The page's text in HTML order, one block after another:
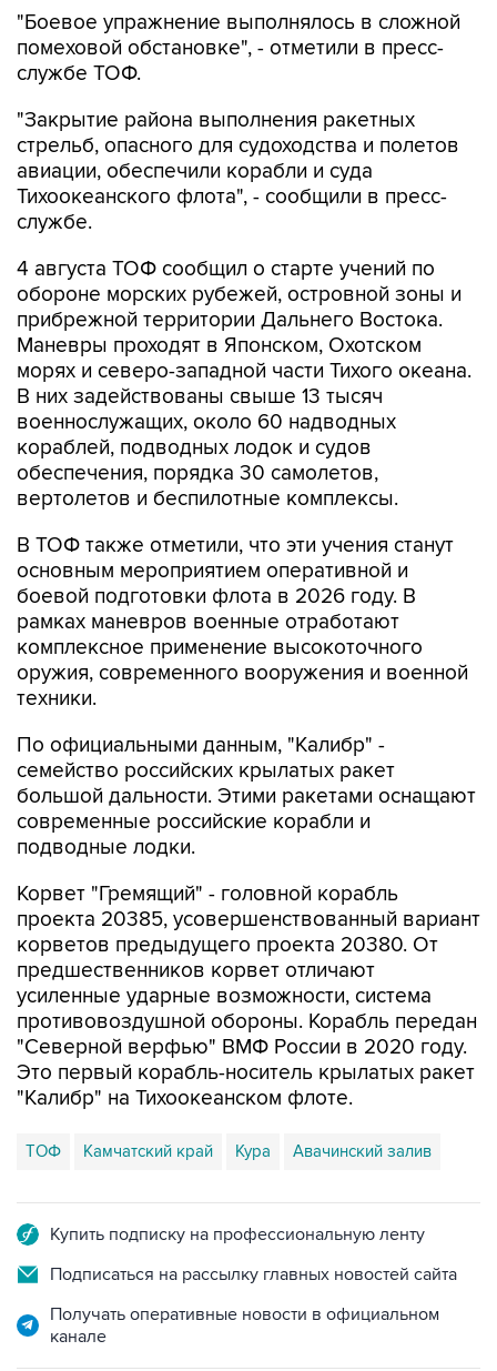
"Боевое упражнение выполнялось в сложной
помеховой обстановке", - отметили в пресс-
службе ТОФ.
"Закрытие района выполнения ракетных
стрельб, опасного для судоходства и полетов
авиации, обеспечили корабли и суда
Тихоокеанского флота", - сообщили в пресс-
службе.
4 августа ТОФ сообщил о старте учений по
обороне морских рубежей, островной зоны и
прибрежной территории Дальнего Востока.
Маневры проходят в Японском, Охотском
морях и северо-западной части Тихого океана.
В них задействованы свыше 13 тысяч
военнослужащих, около 60 надводных
кораблей, подводных лодок и судов
обеспечения, порядка 30 самолетов,
вертолетов и беспилотные комплексы.
В ТОФ также отметили, что эти учения станут
основным мероприятием оперативной и
боевой подготовки флота в 2026 году. В
рамках маневров военные отработают
комплексное применение высокоточного
оружия, современного вооружения и военной
техники.
По официальными данным, "Калибр" -
семейство российских крылатых ракет
большой дальности. Этими ракетами оснащают
современные российские корабли и
подводные лодки.
Корвет "Гремящий" - головной корабль
проекта 20385, усовершенствованный вариант
корветов предыдущего проекта 20380. От
предшественников корвет отличают
усиленные ударные возможности, система
противовоздушной обороны. Корабль передан
"Северной верфью" ВМФ России в 2020 году.
Это первый корабль-носитель крылатых ракет
"Калибр" на Тихоокеанском флоте.
ТОФ Камчатский край Кура Авачинский залив
Купить подписку на профессиональную ленту
Подписаться на рассылку главных новостей сайта
Получать оперативные новости в официальном
канале